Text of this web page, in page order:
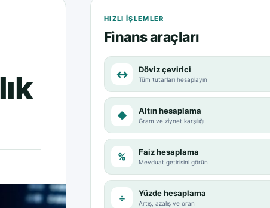
HIZLI IŞLEMLER
Finans araçları
↔ Döviz çevirici
Tüm tutarları hesaplayın
◆ Altın hesaplama
Gram ve ziynet karşılığı
% Faiz hesaplama
Mevduat getirisini görün
÷ Yüzde hesaplama
Artış, azalış ve oran